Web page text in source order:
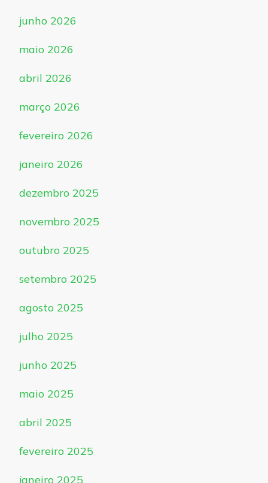
junho 2026
maio 2026
abril 2026
março 2026
fevereiro 2026
janeiro 2026
dezembro 2025
novembro 2025
outubro 2025
setembro 2025
agosto 2025
julho 2025
junho 2025
maio 2025
abril 2025
fevereiro 2025
janeiro 2025